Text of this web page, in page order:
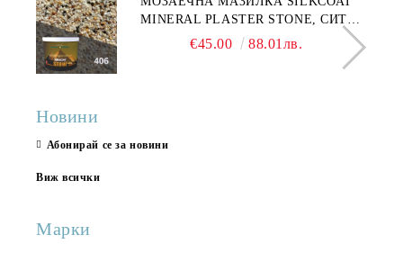
MINERAL PLASTER STONE, СИТЕН
КАМЪК 406 25КГ
€45.00 88.01лв.
Новини
Абонирай се за новини
Виж всички
Марки